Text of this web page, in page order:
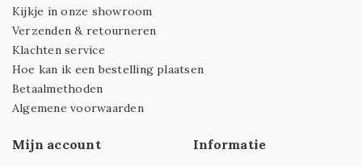
Kijkje in onze showroom
Verzenden & retourneren
Klachten service
Hoe kan ik een bestelling plaatsen
Betaalmethoden
Algemene voorwaarden
Mijn account Informatie